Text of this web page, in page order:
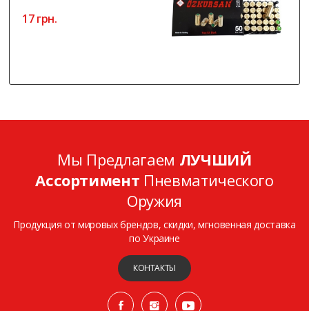
17 грн.
Мы Предлагаем ЛУЧШИЙ
Ассортимент Пневматического
Оружия
Продукция от мировых брендов, скидки, мгновенная доставка
по Украине
КОНТАКТЫ